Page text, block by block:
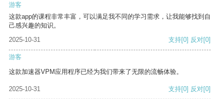
游客
这款app的课程非常丰富，可以满足我不同的学习需求，让我能够找到自
己感兴趣的知识。
2025-10-31
支持[0] 反对[0]
游客
这款加速器VPM应用程序已经为我们带来了无限的流畅体验。
2025-10-31 支持[0] 反对[0]